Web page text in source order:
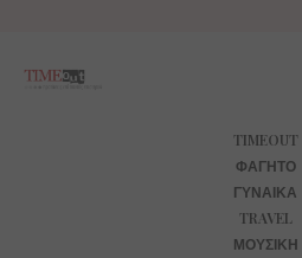
TIMEOUT
ΦΑΓΗΤΌ
ΓΥΝΑΊΚΑ
TRAVEL
ΜΟΥΣΙΚΉ